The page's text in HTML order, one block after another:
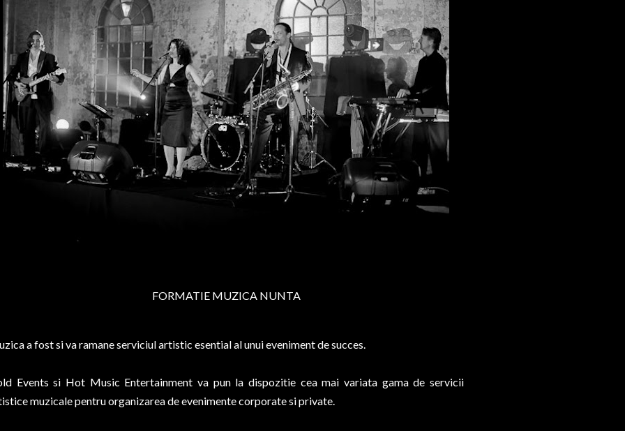
FORMATIE MUZICA NUNTA
a fost si va ramane serviciul artistic esential al unui eveniment de succes.
Events si Hot Music Entertainment va pun la dispozitie cea mai variata gama de servicii
muzicale pentru organizarea de evenimente corporate si private.